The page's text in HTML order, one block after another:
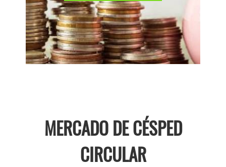
MERCADO DE CÉSPED
CIRCULAR